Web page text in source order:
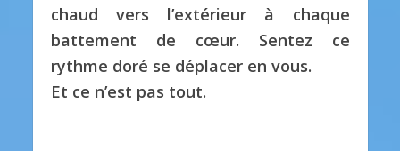
chaud vers l’extérieur à chaque
battement de cœur. Sentez ce
rythme doré se déplacer en vous.
Et ce n’est pas tout.